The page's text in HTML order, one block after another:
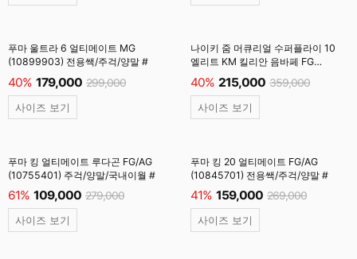
푸마 울트라 6 얼티메이트 MG
(10899903) 전용쌕/주걱/양말 #
40% 179,000 299,000
사이즈 보기
나이키 줌 머큐리얼 수퍼플라이 10
엘리트 KM 킬리안 음바페 FG
(FQ8692-200) 전용쌕/주걱/양말 #
40% 215,000 359,000
사이즈 보기
푸마 킹 얼티메이트 루다곤 FG/AG
(10755401) 주걱/양말/국내이월 #
61% 109,000 279,000
사이즈 보기
푸마 킹 20 얼티메이트 FG/AG
(10845701) 전용쌕/주걱/양말 #
41% 159,000 269,000
사이즈 보기